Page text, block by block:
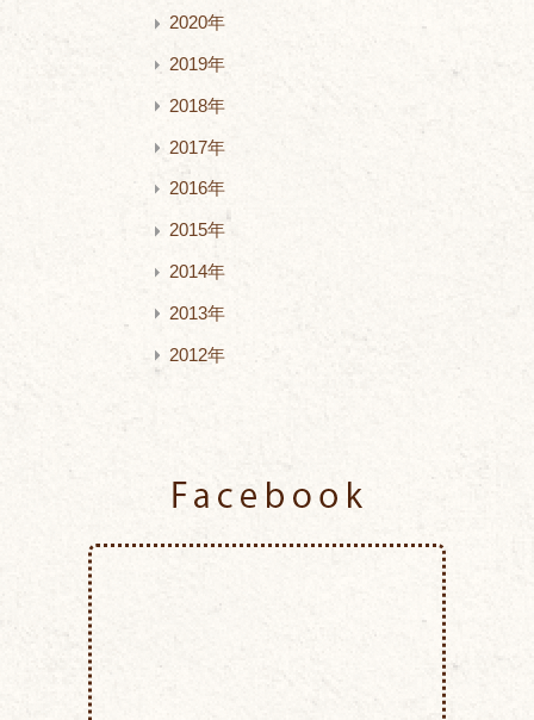
2020年
2019年
2018年
2017年
2016年
2015年
2014年
2013年
2012年